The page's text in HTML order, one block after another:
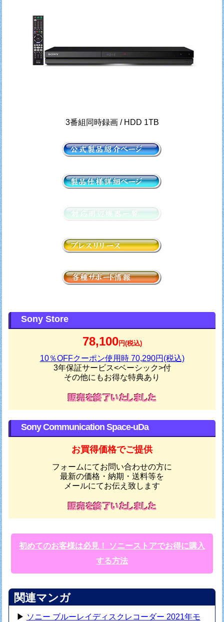
3番組同時録画 / HDD 1TB
Sony Store
78,100円(税込)
10％OFFクーポン使用時 70,290円(税込)
3年保証サービス<ベーシック>付
その他にもお得な特典あり
Sony Communication Space-uDa
お買得価格でご提供
フォームにてお問い合わせの方に
最新の価格・納期・送料等を
メールにてお伝え致します
初めてのお客様は必見！ ソニーストアでお得に購入
する方法
関連マンガ
▶ ソニー ブルーレイディスクレコーダー 2021年モ